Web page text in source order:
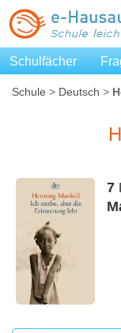
Schulfächer
Schule > Deutsch >
7